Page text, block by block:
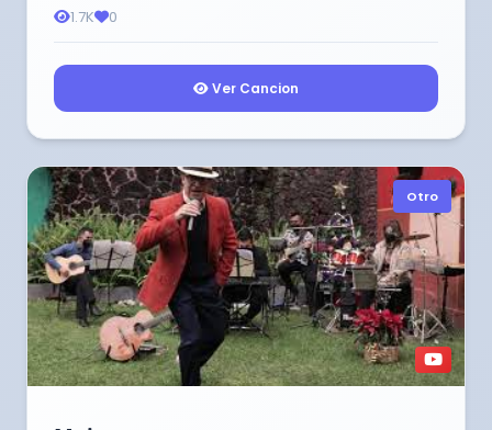
1.7K 0
Ver Cancion
Otro